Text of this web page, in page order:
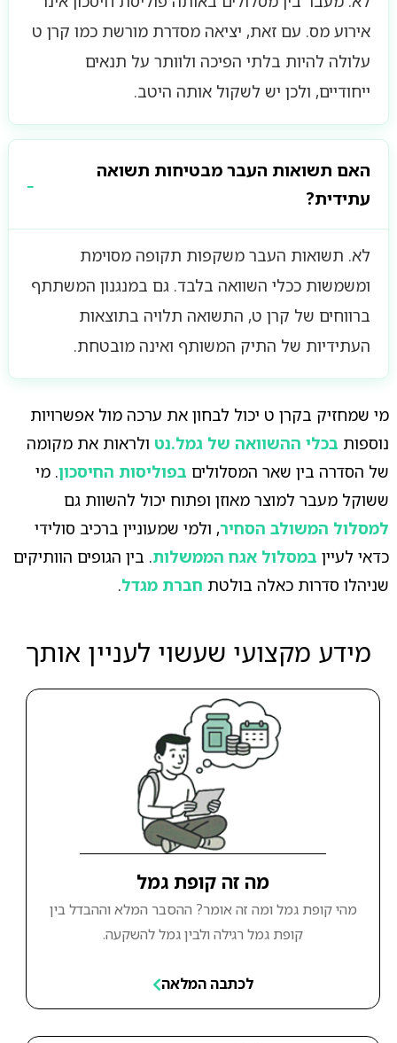
אירוע מס. עם זאת, יציאה מסדרת מורשת כמו קרן ט
עלולה להיות בלתי הפיכה ולוותר על תנאים
ייחודיים, ולכן יש לשקול אותה היטב.
האם תשואות העבר מבטיחות תשואה
עתידית?
לא. תשואות העבר משקפות תקופה מסוימת
ומשמשות ככלי השוואה בלבד. גם במנגנון המשתתף
ברווחים של קרן ט, התשואה תלויה בתוצאות
העתידיות של התיק המשותף ואינה מובטחת.
מי שמחזיק בקרן ט יכול לבחון את ערכה מול אפשרויות
נוספות בכלי ההשוואה של גמל.נט ולראות את מקומה
של הסדרה בין שאר המסלולים בפוליסות החיסכון. מי
ששוקל מעבר למוצר מאוזן ופתוח יכול להשוות גם
למסלול המשולב הסחיר, ולמי שמעוניין ברכיב סולידי
כדאי לעיין במסלול אגח הממשלות. בין הגופים הוותיקים
שניהלו סדרות כאלה בולטת חברת מגדל.
מידע מקצועי שעשוי לעניין אותך
מה זה קופת גמל
מהי קופת גמל ומה זה אומר? ההסבר המלא וההבדל בין
קופת גמל רגילה ולבין גמל להשקעה.
לכתבה המלאה